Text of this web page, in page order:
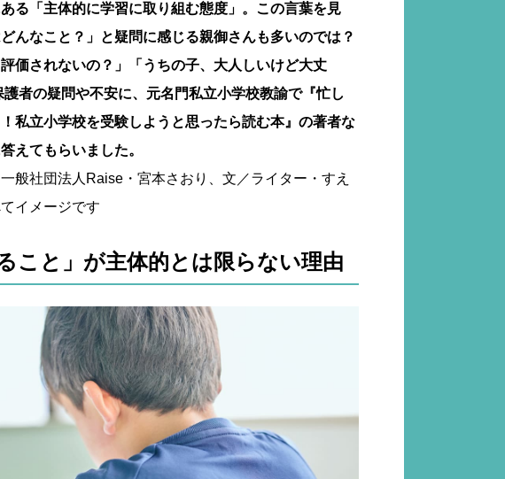
る「主体的に学習に取り組む態度」。この言葉を見
んなこと？」と疑問に感じる親御さんも多いのでは？
評価されないの？」「うちの子、大人しいけど大丈
者の疑問や不安に、元名門私立小学校教諭で『忙し
私立小学校を受験しようと思ったら読む本』の著者な
えてもらいました。
一般社団法人Raise・宮本さおり、文／ライター・すえ
イメージです
こと」が主体的とは限らない理由